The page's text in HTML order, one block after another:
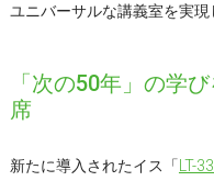
ユニバーサルな講義室を実現
「次の50年」の学
席
新たに導入されたイス「 LT-